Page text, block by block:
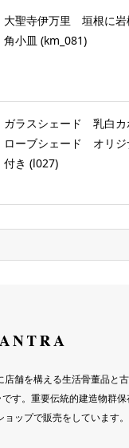
大聖寺伊万里 垣根に
角小皿 (km_081)
ガラスシェード 乳白
ローブシェード オリジ
付き (l027)
舗を構える生活骨董品と
です。重要伝統的建造物群
ップで販売をしています。